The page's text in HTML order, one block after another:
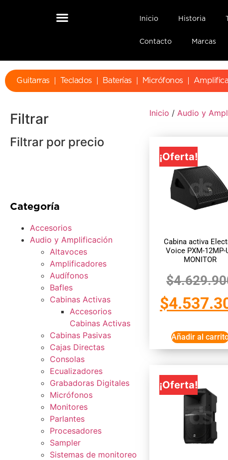
Inicio Historia
Contacto Marcas
Guitarras Teclados Baterías Micrófonos
Filtrar
Filtrar por precio
Categoría
Accesorios
Audio y Amplificación
Altavoces
Amplificadores
Audífonos
Bafles
Cabinas Activas
Accesorios
Cabinas Activas
Cabinas Pasivas
Cajas Directas
Consolas
Ecualizadores
Grabadoras Digitales
Micrófonos
Monitores
Parlantes
Procesadores
Sampler
Sistemas de monitoreo
Inicio / Audio y
¡Oferta!
Cabina activa
Voice PXM-12MP-
MONITOR
$
$
Añadir al
¡Oferta!